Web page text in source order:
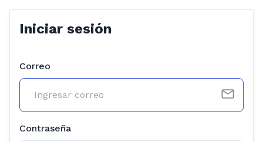
Iniciar sesión
Correo
Contraseña